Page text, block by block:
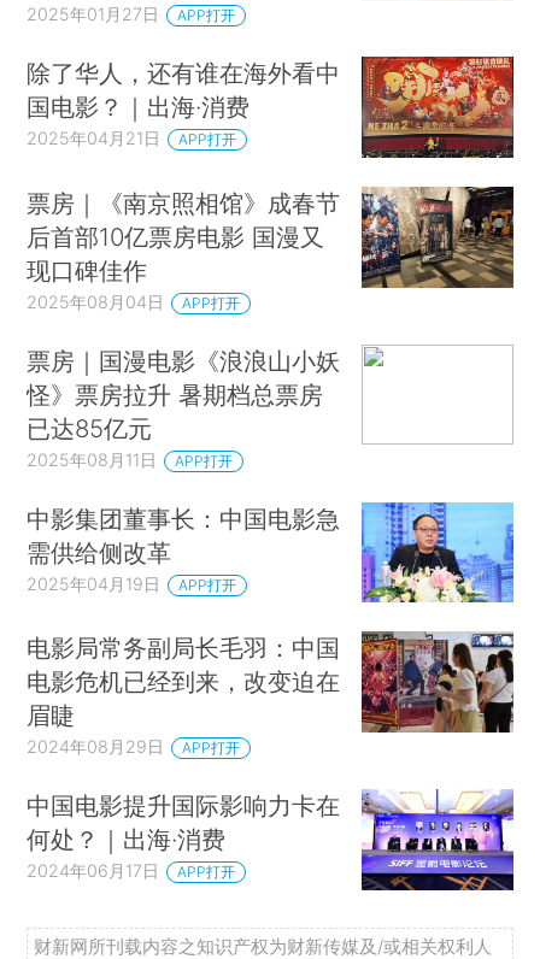
2025年01月27日 APP打开
除了华人，还有谁在海外看中
国电影？｜出海·消费
2025年04月21日 APP打开
票房｜《南京照相馆》成春节
后首部10亿票房电影 国漫又
现口碑佳作
2025年08月04日 APP打开
票房｜国漫电影《浪浪山小妖
怪》票房拉升 暑期档总票房
已达85亿元
2025年08月11日 APP打开
中影集团董事长：中国电影急
需供给侧改革
2025年04月19日 APP打开
电影局常务副局长毛羽：中国
电影危机已经到来，改变迫在
眉睫
2024年08月29日 APP打开
中国电影提升国际影响力卡在
何处？｜出海·消费
2024年06月17日 APP打开
财新网所刊载内容之知识产权为财新传媒及/或相关权利人